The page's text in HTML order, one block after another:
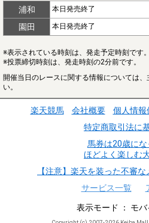
浦和 本日発売終了
園田 本日発売終了
※表示されている時刻は、発走予定時刻です。
※投票締切時刻は、発走時刻の2分前です。
開催当日のレースに関する情報については
い。
楽天競馬 会社概要 個人情報
特定商取引法に
馬券は20歳にな
ほどよく楽しむ
【注意】楽天を装った不審
サービス一覧
表示モード モ